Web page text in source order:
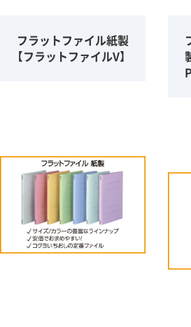
フラットファイル紙製
【フラットファイルV】